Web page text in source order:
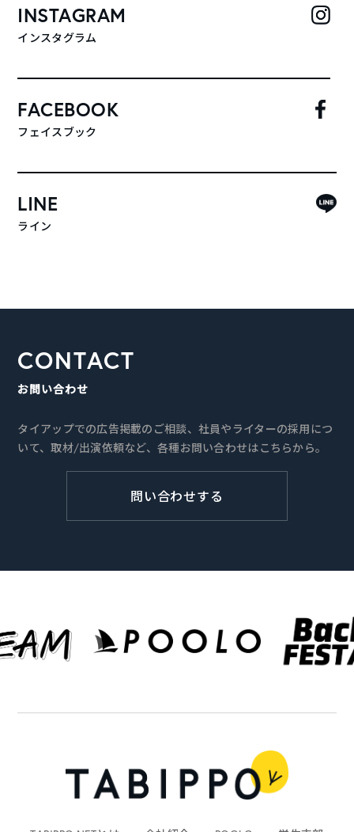
INSTAGRAM
インスタグラム
FACEBOOK
フェイスブック
LINE
ライン
CONTACT
お問い合わせ
タイアップでの広告掲載のご相談、社員やライターの採用につ
いて、取材/出演依頼など、各種お問い合わせはこちらから。
問い合わせする